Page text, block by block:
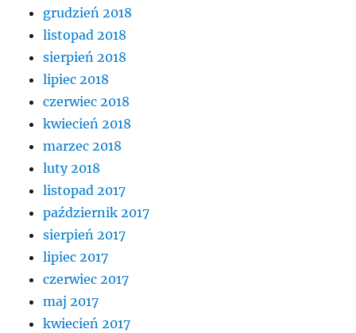
grudzień 2018
listopad 2018
sierpień 2018
lipiec 2018
czerwiec 2018
kwiecień 2018
marzec 2018
luty 2018
listopad 2017
październik 2017
sierpień 2017
lipiec 2017
czerwiec 2017
maj 2017
kwiecień 2017